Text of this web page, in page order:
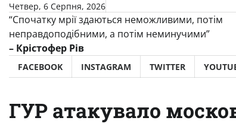
Перейти
до
вмісту
Четвер, 6 Серпня, 2026
“Спочатку мрії здаються неможливими, потім
неправдоподібними, а потім неминучими”
– Крістофер Рів
FACEBOOK INSTAGRAM TWITTER
ГУР атакувало